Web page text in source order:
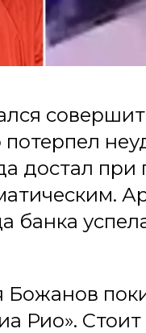
достал при
банка
Божанов
Рио». Стоит